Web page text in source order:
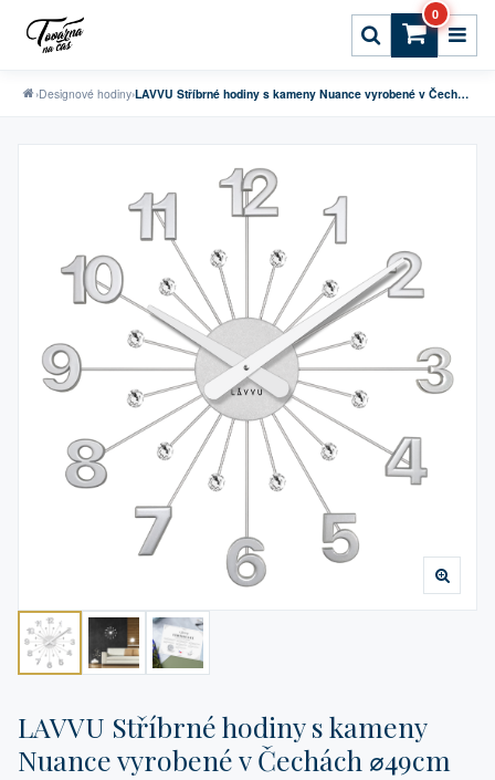
0
›Designové hodiny› LAVVU Stříbrné hodiny s kameny Nuance vyrobené v Čechách ⌀49cm
LAVVU Stříbrné hodiny s kameny
Nuance vyrobené v Čechách ⌀49cm